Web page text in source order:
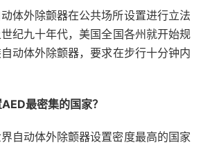
体外除颤器在公共场所设置进行立法
纪九十年代，美国全国各州就开始规
动体外除颤器，要求在步行十分钟内
最密集的国家？
自动体外除颤器设置密度最高的国家